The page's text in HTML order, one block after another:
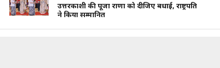
उत्तरकाशी की पूजा राणा को दीजिए बधाई, राष्ट्रपति
ने किया सम्मानित